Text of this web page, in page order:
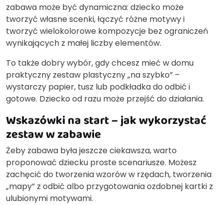
zabawa może być dynamiczna: dziecko może
tworzyć własne scenki, łączyć różne motywy i
tworzyć wielokolorowe kompozycje bez ograniczeń
wynikających z małej liczby elementów.
To także dobry wybór, gdy chcesz mieć w domu
praktyczny zestaw plastyczny „na szybko” –
wystarczy papier, tusz lub podkładka do odbić i
gotowe. Dziecko od razu może przejść do działania.
Wskazówki na start – jak wykorzystać
zestaw w zabawie
Żeby zabawa była jeszcze ciekawsza, warto
proponować dziecku proste scenariusze. Możesz
zachęcić do tworzenia wzorów w rzędach, tworzenia
„mapy” z odbić albo przygotowania ozdobnej kartki z
ulubionymi motywami.